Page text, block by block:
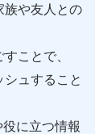
族や友人との
ことで、
ュすること
に立つ情報